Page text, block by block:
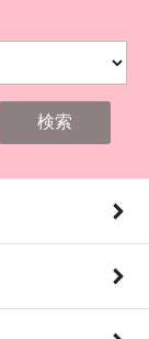
検索